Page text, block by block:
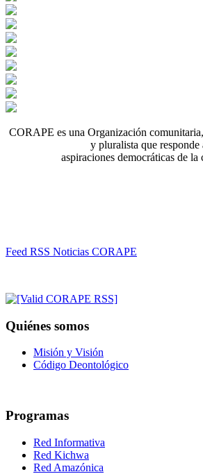
CORAPE es una Organización
y pluralista que responde
aspiraciones democráticas de la
Feed RSS Noticias CORAPE
Quiénes somos
Misión y Visión
Código Deontológico
Programas
Red Informativa
Red Kichwa
Red Amazónica